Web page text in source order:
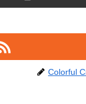
Colorful